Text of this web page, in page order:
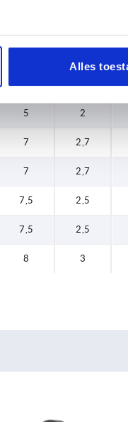
Alles
18
P P1
4 1,6
5 2
7 2,7
7 2,7
7,5 2,5
7,5 2,5
8 3